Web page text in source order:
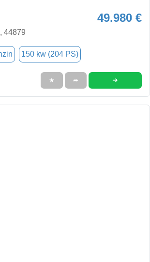
49.980 €
44879
150 kw (204 PS)
★ ➦ ➜